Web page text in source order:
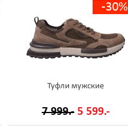
-30%
Туфли мужские
7 999.- 5 599.-